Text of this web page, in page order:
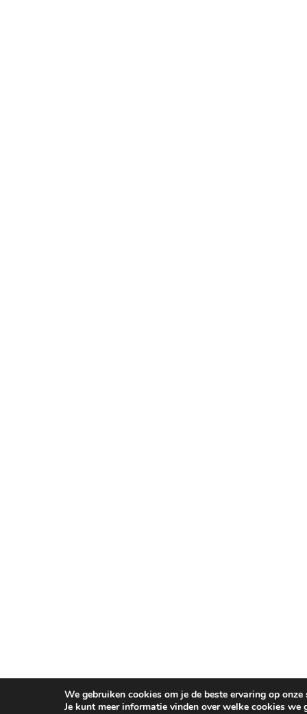
We gebruiken cookies om je de beste ervaring op onze
Je kunt meer informatie vinden over welke cookies